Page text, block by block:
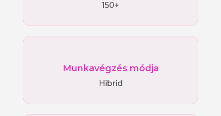
150+
Munkavégzés módja
Hibrid